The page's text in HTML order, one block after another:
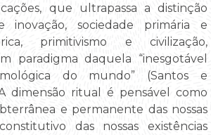
que ultrapassa a distinção
inovação, sociedade primária e
primitivismo e civilização,
paradigma daquela “inesgotável
do mundo” (Santos e
dimensão ritual é pensável como
e permanente das nossas
das nossas existências